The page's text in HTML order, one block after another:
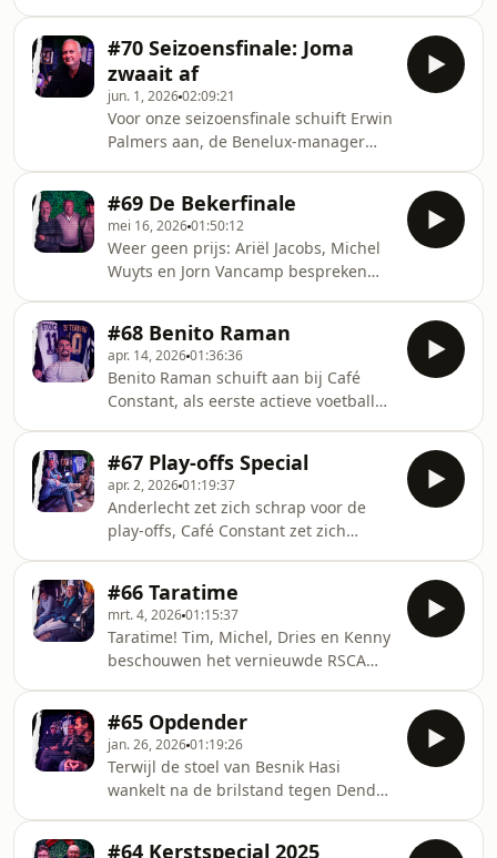
even Café Belge: een eenmalige(?)
special volledig in het teken van de
Rode Duivels en het komende WK.
#70 Seizoensfinale: Joma
zwaait af
jun. 1, 202602:09:21
Voor onze seizoensfinale schuift Erwin
Palmers aan, de Benelux-manager
openhartig gesprek over een
opvallende wending in shirtland.Ook
in de zetel: Yves Taildeman, Kenny De
Vogelaere en Tim Van Roy. Over
alweer een verloren seizoen en de
toekomst van de club.
#69 De Bekerfinale
mei 16, 202601:50:12
Weer geen prijs: Ariël Jacobs, Michel
Wuyts en Jorn Vancamp bespreken
de verloren bekerfinale van 2026.
#68 Benito Raman
apr. 14, 202601:36:36
Benito Raman schuift aan bij Café
Constant, als eerste actieve voetballer.
natuurlijk ook over zijn periode bij
Anderlecht, over keuzes maken, en
hoe het écht loopt in een kleedkamer
#67 Play-offs Special
apr. 2, 202601:19:37
Anderlecht zet zich schrap voor de
play-offs, Café Constant zet zich
Michel Wuyts. Ze beschouwen het
reguliere seizoen en delen hun hot
takes voor de play-offs en de
bekerfinale.
#66 Taratime
mrt. 4, 202601:15:37
Taratime! Tim, Michel, Dries en Kenny
beschouwen het vernieuwde RSCA
ondanks het uitblijven van een TD of
T1.
#65 Opdender
jan. 26, 202601:19:26
Terwijl de stoel van Besnik Hasi
wankelt na de brilstand tegen Dender,
#64 Kerstspecial 2025